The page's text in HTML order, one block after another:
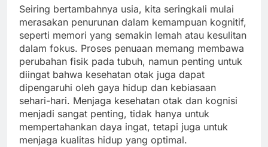
Seiring bertambahnya usia, kita seringkali mulai
merasakan penurunan dalam kemampuan kognitif,
seperti memori yang semakin lemah atau kesulitan
dalam fokus. Proses penuaan memang membawa
perubahan fisik pada tubuh, namun penting untuk
diingat bahwa kesehatan otak juga dapat
dipengaruhi oleh gaya hidup dan kebiasaan
sehari-hari. Menjaga kesehatan otak dan kognisi
menjadi sangat penting, tidak hanya untuk
mempertahankan daya ingat, tetapi juga untuk
menjaga kualitas hidup yang optimal.